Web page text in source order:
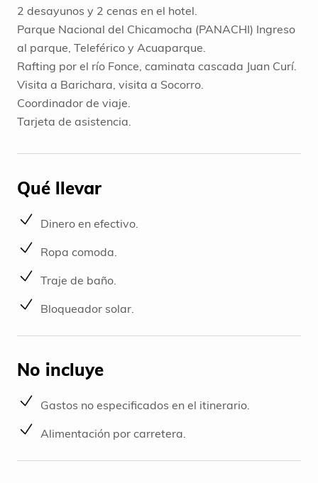
2 desayunos y 2 cenas en el hotel.
Parque Nacional del Chicamocha (PANACHI) Ingreso
al parque, Teleférico y Acuaparque.
Rafting por el río Fonce, caminata cascada Juan Curí.
Visita a Barichara, visita a Socorro.
Coordinador de viaje.
Tarjeta de asistencia.
Qué llevar
Dinero en efectivo.
Ropa comoda.
Traje de baño.
Bloqueador solar.
No incluye
Gastos no especificados en el itinerario.
Alimentación por carretera.